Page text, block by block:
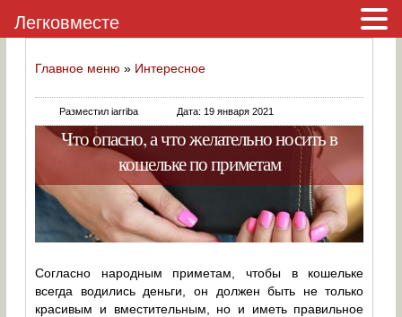
Главное меню » Интересное
Разместил iarriba Дата: 19 января 2021
Что опасно, а что желательно носить в
кошельке по приметам
Согласно народным приметам, чтобы в кошельке
всегда водились деньги, он должен быть не только
красивым и вместительным, но и иметь правильное
Легковместе